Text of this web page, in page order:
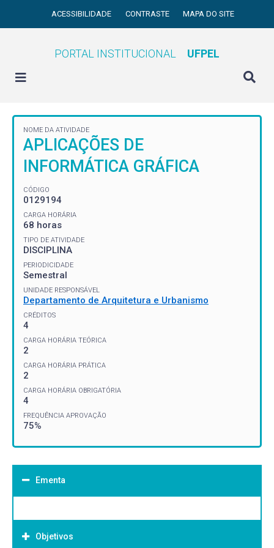
ACESSIBILIDADE CONTRASTE MAPA DO SITE
PORTAL INSTITUCIONAL UFPEL
NOME DA ATIVIDADE
APLICAÇÕES DE
INFORMÁTICA GRÁFICA
CÓDIGO
0129194
CARGA HORÁRIA
68 horas
TIPO DE ATIVIDADE
DISCIPLINA
PERIODICIDADE
Semestral
UNIDADE RESPONSÁVEL
Departamento de Arquitetura e Urbanismo
CRÉDITOS
4
CARGA HORÁRIA TEÓRICA
2
CARGA HORÁRIA PRÁTICA
2
CARGA HORÁRIA OBRIGATÓRIA
4
FREQUÊNCIA APROVAÇÃO
75%
Ementa
Objetivos